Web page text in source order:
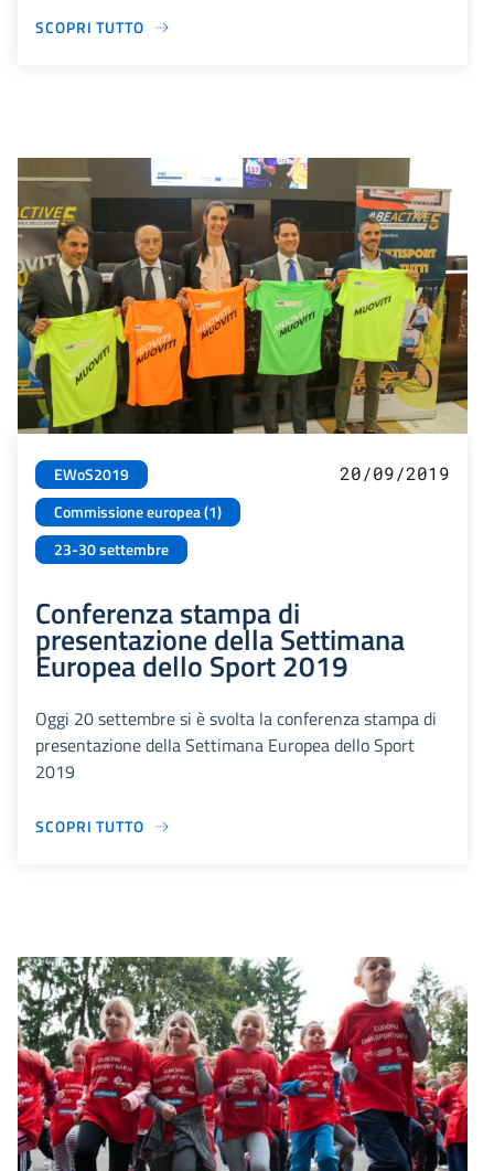
SCOPRI TUTTO
EWoS2019
Commissione europea (1)
23-30 settembre
20/09/2019
Conferenza stampa di
presentazione della Settimana
Europea dello Sport 2019
Oggi 20 settembre si è svolta la conferenza stampa di
presentazione della Settimana Europea dello Sport
2019
SCOPRI TUTTO